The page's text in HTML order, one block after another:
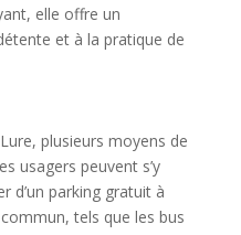
elle offre un
et à la pratique de
plusieurs moyens de
usagers peuvent s’y
d’un parking gratuit à
tels que les bus